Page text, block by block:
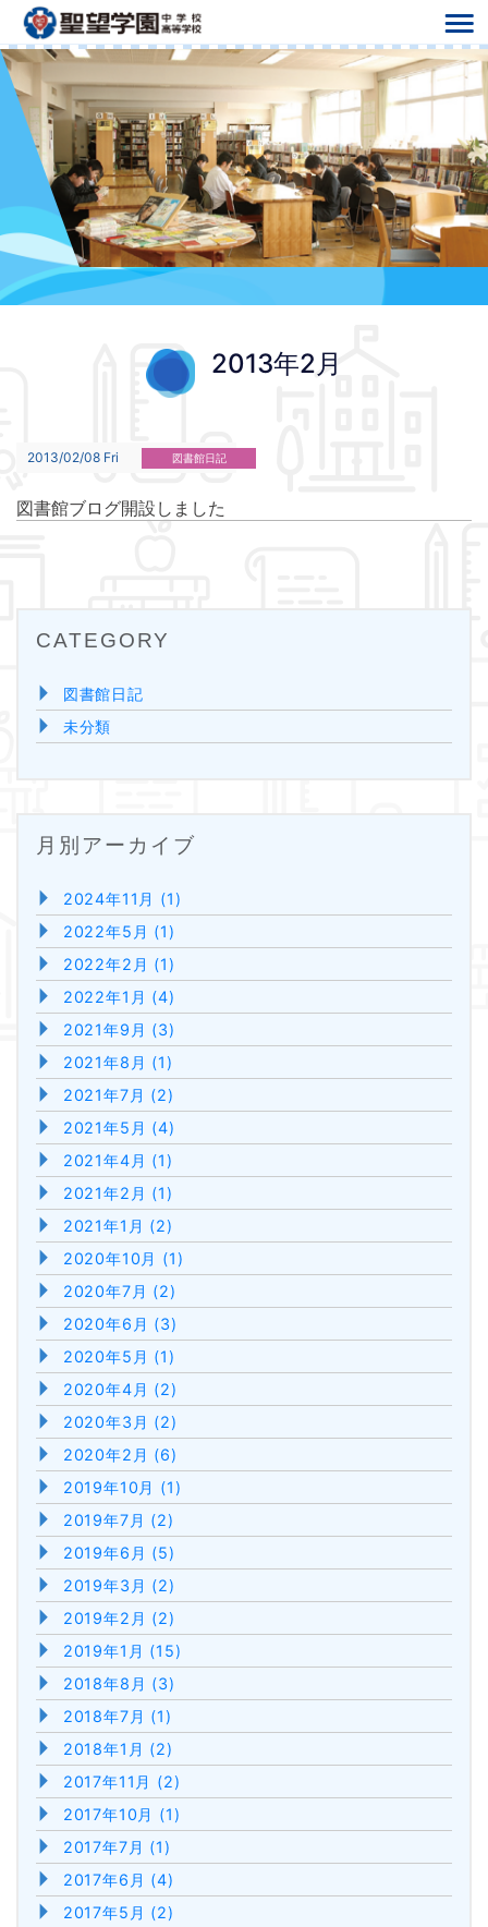
2013年2月
2013/02/08 Fri 図書館日記
図書館ブログ開設しました
CATEGORY
図書館日記
未分類
月別アーカイブ
2024年11月 (1)
2022年5月 (1)
2022年2月 (1)
2022年1月 (4)
2021年9月 (3)
2021年8月 (1)
2021年7月 (2)
2021年5月 (4)
2021年4月 (1)
2021年2月 (1)
2021年1月 (2)
2020年10月 (1)
2020年7月 (2)
2020年6月 (3)
2020年5月 (1)
2020年4月 (2)
2020年3月 (2)
2020年2月 (6)
2019年10月 (1)
2019年7月 (2)
2019年6月 (5)
2019年3月 (2)
2019年2月 (2)
2019年1月 (15)
2018年8月 (3)
2018年7月 (1)
2018年1月 (2)
2017年11月 (2)
2017年10月 (1)
2017年7月 (1)
2017年6月 (4)
2017年5月 (2)